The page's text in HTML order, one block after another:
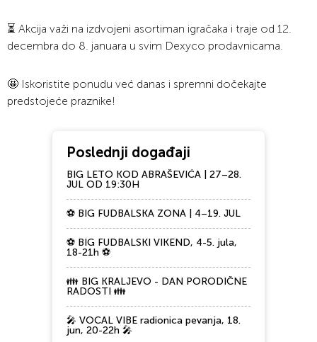
⏳ Akcija važi na izdvojeni asortiman igračaka i traje od 12.
decembra do 8. januara u svim Dexyco prodavnicama.
🤩 Iskoristite ponudu već danas i spremni dočekajte
predstojeće praznike!
Poslednji događaji
BIG LETO KOD ABRAŠEVIĆA | 27–28.
JUL OD 19:30H
⚽ BIG FUDBALSKA ZONA | 4–19. JUL
⚽ BIG FUDBALSKI VIKEND, 4-5. jula,
18-21h ⚽
👪 BIG KRALJEVO - DAN PORODIČNE
RADOSTI 👪
🎤 VOCAL VIBE radionica pevanja, 18.
jun, 20-22h 🎤